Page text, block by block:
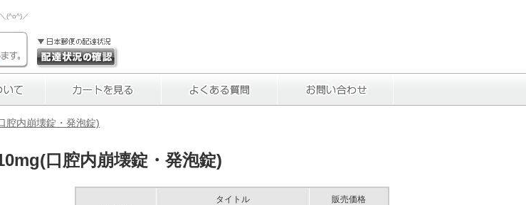
(^o^)／
腔内崩壊錠・発泡錠)
口腔内崩壊錠・発泡錠)
タイトル 販売価格